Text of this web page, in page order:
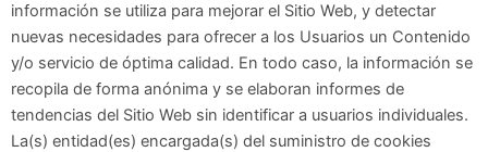
información se utiliza para mejorar el Sitio Web, y detectar
nuevas necesidades para ofrecer a los Usuarios un Contenido
y/o servicio de óptima calidad. En todo caso, la información se
recopila de forma anónima y se elaboran informes de
tendencias del Sitio Web sin identificar a usuarios individuales.
La(s) entidad(es) encargada(s) del suministro de cookies